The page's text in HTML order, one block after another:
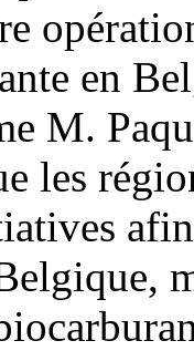
en
M.
les